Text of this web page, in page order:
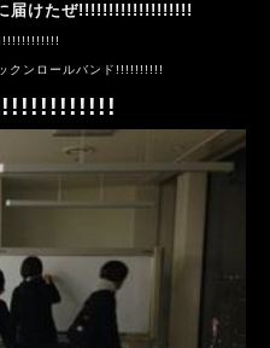
届けたぜ!!!!!!!!!!!!!!!!!!!
クンロールバンド!!!!!!!!!!